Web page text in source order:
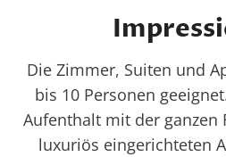
Die Zimmer, Suiten und
bis 10 Personen
Aufenthalt mit der ganzen
luxuriös eingerichteten